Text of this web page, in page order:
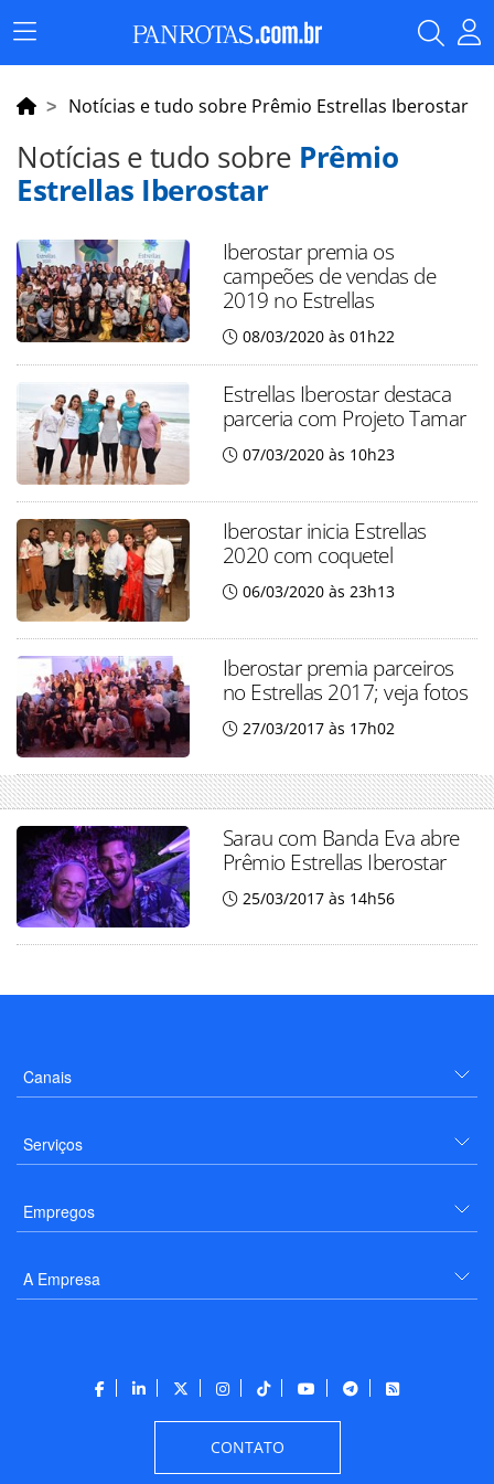
Menu
Principal
Notícias e tudo sobre Prêmio Estrellas Iberostar
Notícias e tudo sobre Prêmio
Estrellas Iberostar
Iberostar premia os
campeões de vendas de
2019 no Estrellas
08/03/2020 às 01h22
Estrellas Iberostar destaca
parceria com Projeto Tamar
07/03/2020 às 10h23
Iberostar inicia Estrellas
2020 com coquetel
06/03/2020 às 23h13
Iberostar premia parceiros
no Estrellas 2017; veja fotos
27/03/2017 às 17h02
Sarau com Banda Eva abre
Prêmio Estrellas Iberostar
25/03/2017 às 14h56
Canais
Serviços
Empregos
A Empresa
CONTATO